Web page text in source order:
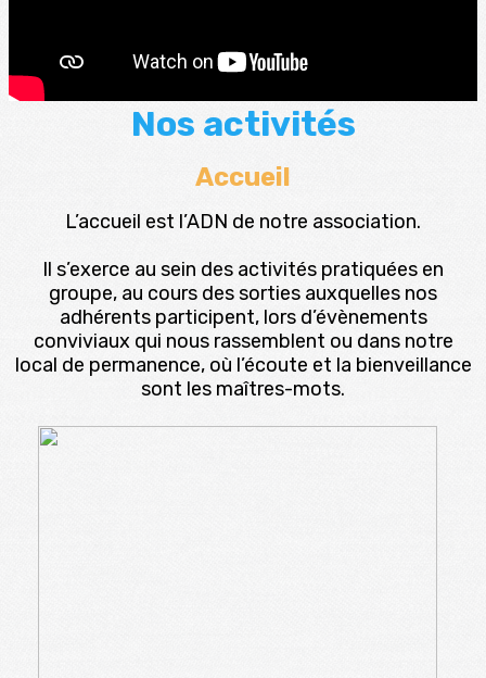
Nos activités
Accueil
L’accueil est l’ADN de notre association.
Il s’exerce au sein des activités pratiquées en
groupe, au cours des sorties auxquelles nos
adhérents participent, lors d’évènements
conviviaux qui nous rassemblent ou dans notre
local de permanence, où l’écoute et la bienveillance
sont les maîtres-mots.